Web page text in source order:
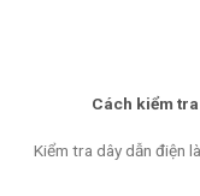
Cách kiểm
Kiểm tra dây dẫn điện